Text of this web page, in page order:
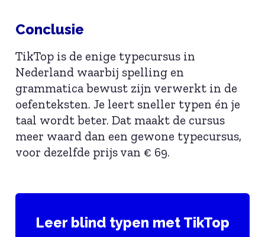
Conclusie
TikTop is de enige typecursus in
Nederland waarbij spelling en
grammatica bewust zijn verwerkt in de
oefenteksten. Je leert sneller typen én je
taal wordt beter. Dat maakt de cursus
meer waard dan een gewone typecursus,
voor dezelfde prijs van € 69.
Leer blind typen met TikTop